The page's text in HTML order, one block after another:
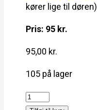
kører lige til døren)
Pris: 95 kr.
95,00 kr.
105 på lager
A